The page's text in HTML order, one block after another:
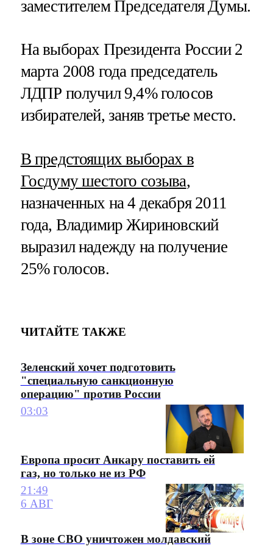
заместителем Председателя Думы.
На выборах Президента России 2
марта 2008 года председатель
ЛДПР получил 9,4% голосов
избирателей, заняв третье место.
В предстоящих выборах в
Госдуму шестого созыва,
назначенных на 4 декабря 2011
года, Владимир Жириновский
выразил надежду на получение
25% голосов.
ЧИТАЙТЕ ТАКЖЕ
Зеленский хочет подготовить
"специальную санкционную
операцию" против России
03:03
Европа просит Анкару поставить ей
газ, но только не из РФ
21:49
6 АВГ
В зоне СВО уничтожен молдавский